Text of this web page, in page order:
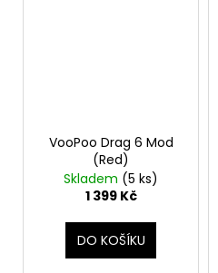
VooPoo Drag 6 Mod
(Red)
Skladem (5 ks)
1 399 Kč
DO KOŠÍKU